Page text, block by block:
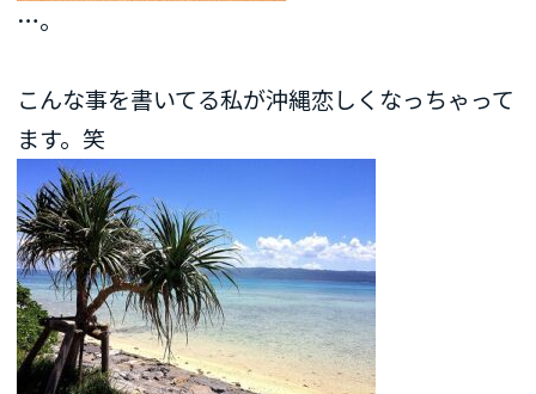
…。
こんな事を書いてる私が沖縄恋しくなっちゃって
ます。笑